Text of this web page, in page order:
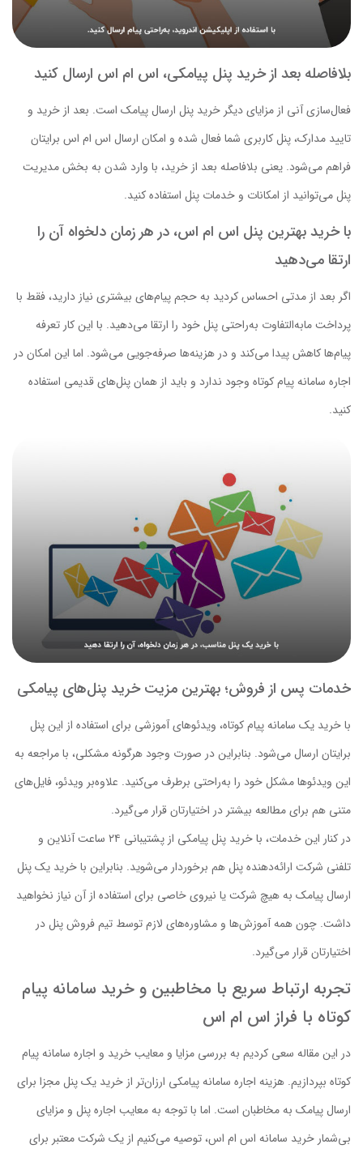
بلافاصله بعد از خرید پنل پیامکی، اس ام اس ارسال کنید
فعال‌سازی آنی از مزایای دیگر خرید پنل ارسال پیامک است. بعد از خرید و
تایید مدارک، پنل کاربری شما فعال شده و امکان ارسال اس ام اس برایتان
فراهم می‌شود. یعنی بلافاصله بعد از خرید، با وارد شدن به بخش مدیریت
پنل می‌توانید از امکانات و خدمات پنل استفاده کنید.
با خرید بهترین پنل اس ام اس، در هر زمان دلخواه آن را
ارتقا می‌دهید
اگر بعد از مدتی احساس کردید به حجم پیام‌های بیشتری نیاز دارید، فقط با
پرداخت مابه‌التفاوت به‌راحتی پنل خود را ارتقا می‌دهید. با این کار تعرفه
پیام‌ها کاهش پیدا می‌کند و در هزینه‌ها صرفه‌جویی می‌شود. اما این امکان در
اجاره سامانه پیام کوتاه وجود ندارد و باید از همان پنل‌های قدیمی استفاده
کنید.
خدمات پس از فروش؛ بهترین مزیت خرید پنل‌های پیامکی
با خرید یک سامانه پیام کوتاه، ویدئوهای آموزشی برای استفاده از این پنل
برایتان ارسال می‌شود. بنابراین در صورت وجود هرگونه مشکلی، با مراجعه به
این ویدئوها مشکل خود را به‌راحتی برطرف می‌کنید. علاوه‌بر ویدئو، فایل‌های
متنی هم برای مطالعه بیشتر در اختیارتان قرار می‌گیرد.
در کنار این خدمات، با خرید پنل پیامکی از پشتیبانی ۲۴ ساعت آنلاین و
تلفنی شرکت ارائه‌دهنده پنل هم برخوردار می‌شوید. بنابراین با خرید یک پنل
ارسال پیامک به هیچ شرکت یا نیروی خاصی برای استفاده از آن نیاز نخواهید
داشت. چون همه آموزش‌ها و مشاوره‌های لازم توسط تیم فروش پنل در
اختیارتان قرار می‌گیرد.
تجربه ارتباط سریع با مخاطبین و خرید سامانه پیام
کوتاه با فراز اس ام اس
در این مقاله سعی کردیم به بررسی مزایا و معایب خرید و اجاره سامانه پیام
کوتاه بپردازیم. هزینه اجاره سامانه پیامکی ارزان‌تر از خرید یک پنل مجزا برای
ارسال پیامک به مخاطبان است. اما با توجه به معایب اجاره پنل و مزایای
بی‌شمار خرید سامانه اس ام اس، توصیه می‌کنیم از یک شرکت معتبر برای